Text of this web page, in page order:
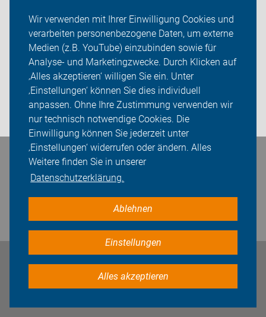
Wir verwenden mit Ihrer Einwilligung Cookies und
verarbeiten personenbezogene Daten, um externe
Medien (z.B. YouTube) einzubinden sowie für
Analyse- und Marketingzwecke. Durch Klicken auf
‚Alles akzeptieren‘ willigen Sie ein. Unter
‚Einstellungen‘ können Sie dies individuell
anpassen. Ohne Ihre Zustimmung verwenden wir
nur technisch notwendige Cookies. Die
Einwilligung können Sie jederzeit unter
‚Einstellungen‘ widerrufen oder ändern. Alles
Weitere finden Sie in unserer
Datenschutzerklärung.
Ablehnen
Einstellungen
Alles akzeptieren
ADFC Velbert
Sei dabei
Presse
Login
Bleiben Sie in Kontakt